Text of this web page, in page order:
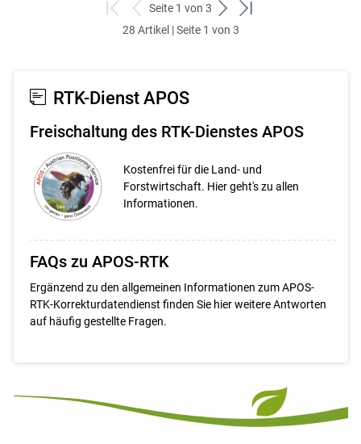
zum
ersten
zurück
zum
Seite 1 von 3
weiter
zum
zum
28 Artikel | Seite 1 von 3
RTK-Dienst APOS
Freischaltung des RTK-Dienstes APOS
Kostenfrei für die Land- und
Forstwirtschaft. Hier geht's zu allen
Informationen.
FAQs zu APOS-RTK
Ergänzend zu den allgemeinen Informationen zum APOS-
RTK-Korrekturdatendienst finden Sie hier weitere Antworten
auf häufig gestellte Fragen.